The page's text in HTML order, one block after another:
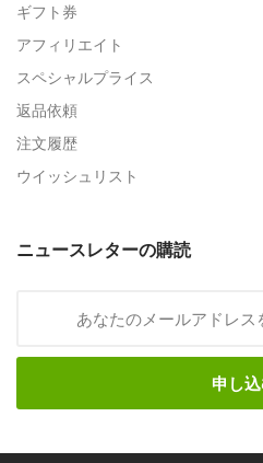
ギフト券
アフィリエイト
スペシャルプライス
返品依頼
注文履歴
ウイッシュリスト
ニュースレターの購読
申し